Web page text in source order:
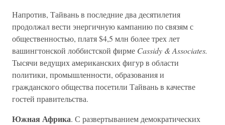
Напротив, Тайвань в последние два десятилетия
продолжал вести энергичную кампанию по связям с
общественностью, платя $4,5 млн более трех лет
вашингтонской лоббистской фирме Cassidy & Associates.
Тысячи ведущих американских фигур в области
политики, промышленности, образования и
гражданского общества посетили Тайвань в качестве
гостей правительства.
Южная Африка. С развертыванием демократических